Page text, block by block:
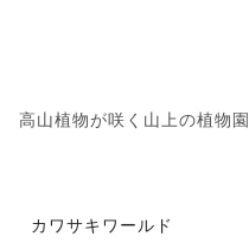
高山植物が咲く山上の植物園
カワサキワールド